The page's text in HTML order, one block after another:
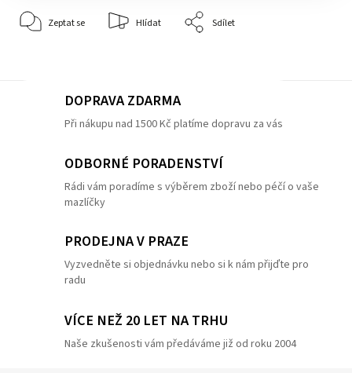
Zeptat se Hlídat Sdílet
DOPRAVA ZDARMA
Při nákupu nad 1500 Kč platíme dopravu za vás
ODBORNÉ PORADENSTVÍ
Rádi vám poradíme s výběrem zboží nebo péčí o vaše
mazlíčky
PRODEJNA V PRAZE
Vyzvedněte si objednávku nebo si k nám přijďte pro
radu
VÍCE NEŽ 20 LET NA TRHU
Naše zkušenosti vám předáváme již od roku 2004